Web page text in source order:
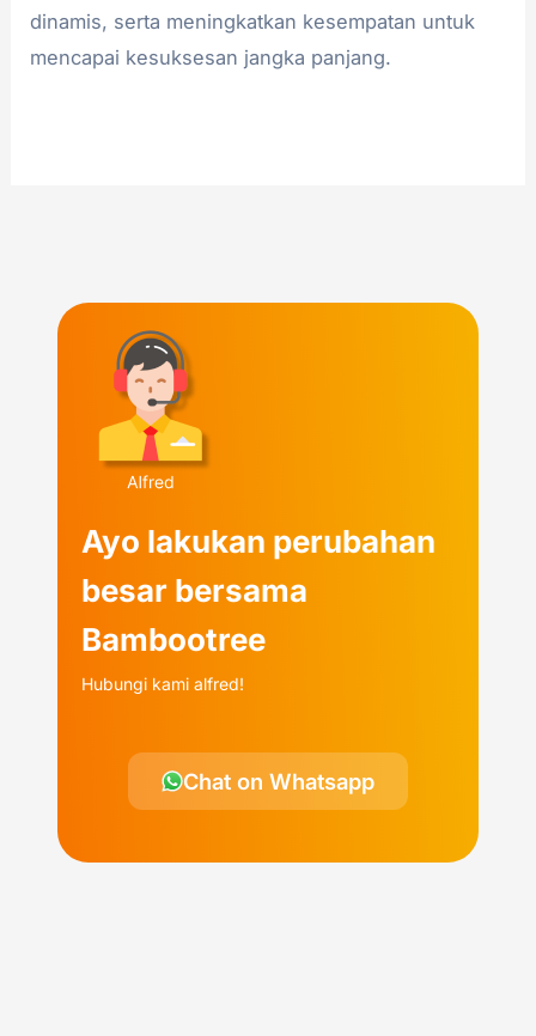
dinamis, serta meningkatkan kesempatan untuk
mencapai kesuksesan jangka panjang.
Ayo lakukan perubahan
besar bersama
Bambootree
Hubungi kami alfred!
Chat on Whatsapp